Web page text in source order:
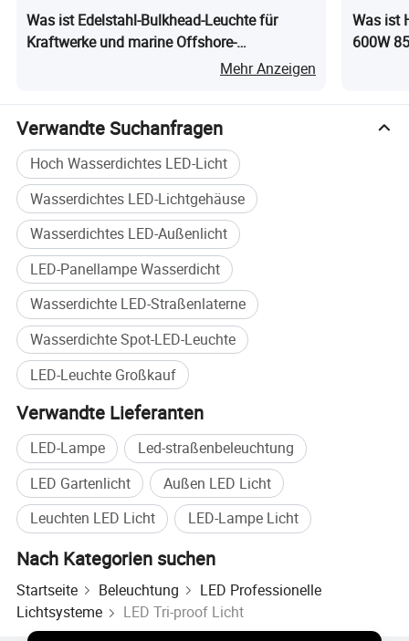
TECHNISCHE PARAMETER
Produktname Dreistufige LED-Leuchte
LineLux-600
Lumen-Ausgang 120lm-150lm/W
Ik-Rate Ik10
IP-Rate IP69K UND IP67
Strahlwinkel 110deg-270deg
OEM und ODM Custom Akzeptieren
Probe Akzeptieren
Marke Boyuan Lighting oder OEM
Herkunftsland China
Hauptfunktionen Und Vorteile
Was ist Edelstahl-Bulkhead-Leuchte für
Kraftwerke und marine Offshore-
Anwendungen, entworfen für raueMehr Anzeigen
Was ist
600W
Verwandte Suchanfragen
Hoch Wasserdichtes LED-Licht
Wasserdichtes LED-Lichtgehäuse
Wasserdichtes LED-Außenlicht
LED-Panellampe Wasserdicht
Wasserdichte LED-Straßenlaterne
Wasserdichte Spot-LED-Leuchte
LED-Leuchte Großkauf
Verwandte Lieferanten
LED-Lampe
Led-straßenbeleuchtung
LED Gartenlicht
Außen LED Licht
Leuchten LED Licht
LED-Lampe Licht
Nach Kategorien suchen
Startseite Beleuchtung
LED Professionelle
Lichtsysteme
LED Tri-proof Licht